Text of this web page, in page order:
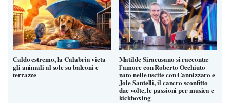
Caldo estremo, la Calabria vieta
gli animali al sole su balconi e
terrazze
Matilde Siracusano si racconta:
l’amore con Roberto Occhiuto
nato nelle uscite con Cannizzaro e
Jole Santelli, il cancro sconfitto
due volte, le passioni per musica e
kickboxing